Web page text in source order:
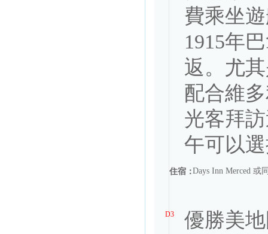
費乘坐
1915年
返。尤
配合維
光客拜
住宿：Days Inn Merced 或
D3
優勝美